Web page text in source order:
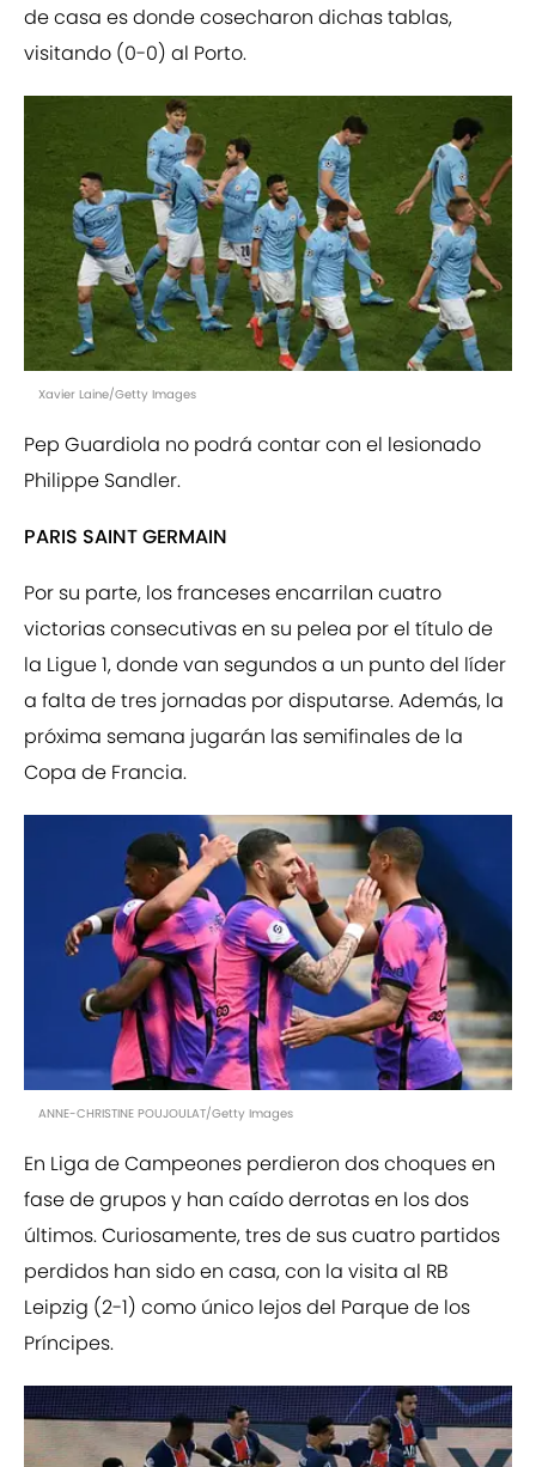
de casa es donde cosecharon dichas tablas,
visitando (0-0) al Porto.
Xavier Laine/Getty Images
Pep Guardiola no podrá contar con el lesionado
Philippe Sandler.
PARIS SAINT GERMAIN
Por su parte, los franceses encarrilan cuatro
victorias consecutivas en su pelea por el título de
la Ligue 1, donde van segundos a un punto del líder
a falta de tres jornadas por disputarse. Además, la
próxima semana jugarán las semifinales de la
Copa de Francia.
ANNE-CHRISTINE POUJOULAT/Getty Images
En Liga de Campeones perdieron dos choques en
fase de grupos y han caído derrotas en los dos
últimos. Curiosamente, tres de sus cuatro partidos
perdidos han sido en casa, con la visita al RB
Leipzig (2-1) como único lejos del Parque de los
Príncipes.